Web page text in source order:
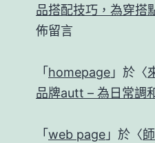
品搭配技巧，為穿搭
佈留言
「 homepage 」於〈
品牌autt – 為日常調
「 web page 」於〈